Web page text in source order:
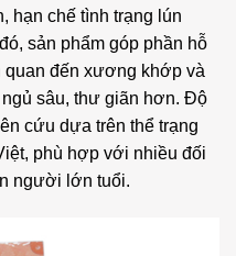
hạn chế tình trạng lún
sản phẩm góp phần hỗ
quan đến xương khớp và
sâu, thư giãn hơn. Độ
cứu dựa trên thể trạng
phù hợp với nhiều đối
người lớn tuổi.